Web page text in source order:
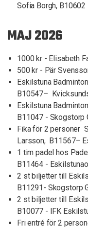
Sofia Borgh,
MAJ 2026
1000 kr - Elisabeth
500 kr - Pär
Eskilstuna
B10547–
Eskilstuna
B11047 - Skogstorp
Fika för 2 personer
Larsson, B11567–
1 tim padel hos
B11464 -
2 st biljetter till
B11291- Skogstorp
2 st biljetter till
B10077 - IFK
Fri entré för 2